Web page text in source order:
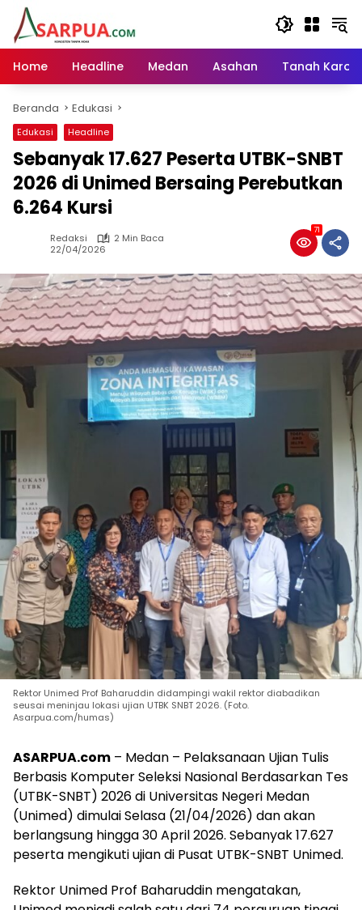
Langsung
konten
Home
Headline Medan Asahan Tanah Karo
Beranda Edukasi
Edukasi Headline
Sebanyak 17.627 Peserta UTBK-SNBT
2026 di Unimed Bersaing Perebutkan
6.264 Kursi
Redaksi
2 Min Baca
22/04/2026
71
Rektor Unimed Prof Baharuddin didampingi wakil rektor diabadikan
seusai meninjau lokasi ujian UTBK SNBT 2026. (Foto.
Asarpua.com/humas)
ASARPUA.com – Medan – Pelaksanaan Ujian Tulis
Berbasis Komputer Seleksi Nasional Berdasarkan Tes
(UTBK-SNBT) 2026 di Universitas Negeri Medan
(Unimed) dimulai Selasa (21/04/2026) dan akan
berlangsung hingga 30 April 2026. Sebanyak 17.627
peserta mengikuti ujian di Pusat UTBK-SNBT Unimed.
Rektor Unimed Prof Baharuddin mengatakan,